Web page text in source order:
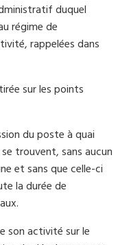
duquel
régime de
rappelées dans
sur les points
du poste à quai
trouvent, sans aucun
et sans que celle-ci
la durée de
son activité sur le